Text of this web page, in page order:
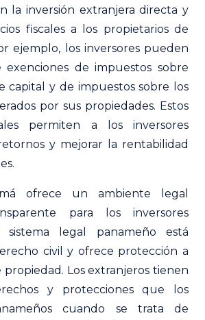
la inversión extranjera directa y
fiscales a los propietarios de
ejemplo, los inversores pueden
exenciones de impuestos sobre
capital y de impuestos sobre los
por sus propiedades. Estos
permiten a los inversores
y mejorar la rentabilidad
ofrece un ambiente legal
para los inversores
sistema legal panameño está
civil y ofrece protección a
propiedad. Los extranjeros tienen
y protecciones que los
cuando se trata de